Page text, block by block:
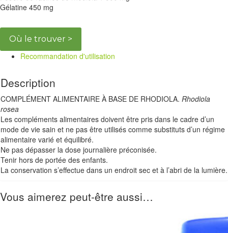
Gélatine 450 mg
Où le trouver >
Recommandation d'utilisation
Description
COMPLÉMENT ALIMENTAIRE À BASE DE RHODIOLA. Rhodiola
rosea
Les compléments alimentaires doivent être pris dans le cadre d’un
mode de vie sain et ne pas être utilisés comme substituts d’un régime
alimentaire varié et équilibré.
Ne pas dépasser la dose journalière préconisée.
Tenir hors de portée des enfants.
La conservation s’effectue dans un endroit sec et à l’abri de la lumière.
Vous aimerez peut-être aussi…